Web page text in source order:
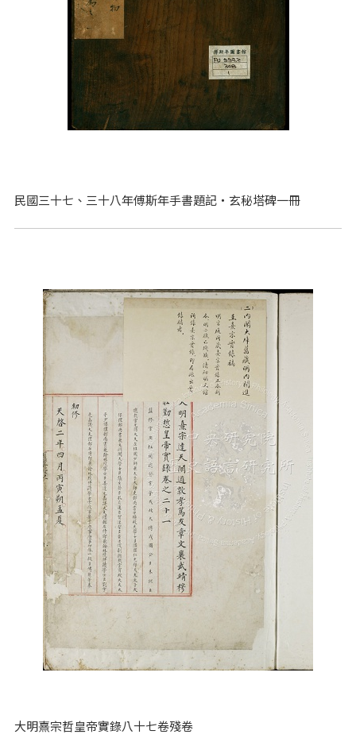
民國三十七、三十八年傅斯年手書題記‧玄秘塔碑一冊
大明熹宗哲皇帝實錄八十七卷殘卷